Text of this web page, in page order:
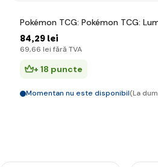
Pokémon TCG: Pokémon TCG:
84,29 lei
69,66 lei fără TVA
+ 18 puncte
Momentan nu este disponibil(La